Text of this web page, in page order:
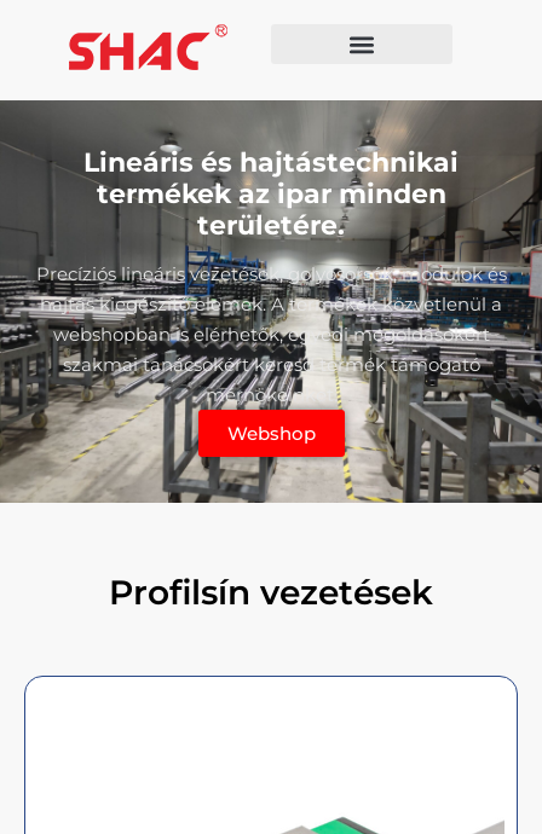
Lineáris és hajtástechnikai
termékek az ipar minden
területére.
Precíziós lineáris vezetések, golyósorsók, modulok és
hajtás kiegészítő elemek. A termékek közvetlenül a
webshopban is elérhetők, egyedi megoldásokért
szakmai tanácsokért keresd termék támogató
mérnökeinket.
Webshop
Profilsín vezetések